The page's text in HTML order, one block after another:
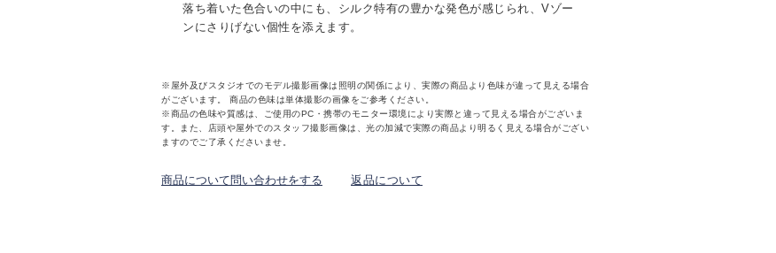
落ち着いた色合いの中にも、シルク特有の豊かな発色が感じられ、Vゾー
ンにさりげない個性を添えます。
※屋外及びスタジオでのモデル撮影画像は照明の関係により、実際の商品より色味が違って見える場合
がございます。 商品の色味は単体撮影の画像をご参考ください。
※商品の色味や質感は、ご使用のPC・携帯のモニター環境により実際と違って見える場合がございま
す。また、店頭や屋外でのスタッフ撮影画像は、光の加減で実際の商品より明るく見える場合がござい
ますのでご了承くださいませ。
商品について問い合わせをする 返品について